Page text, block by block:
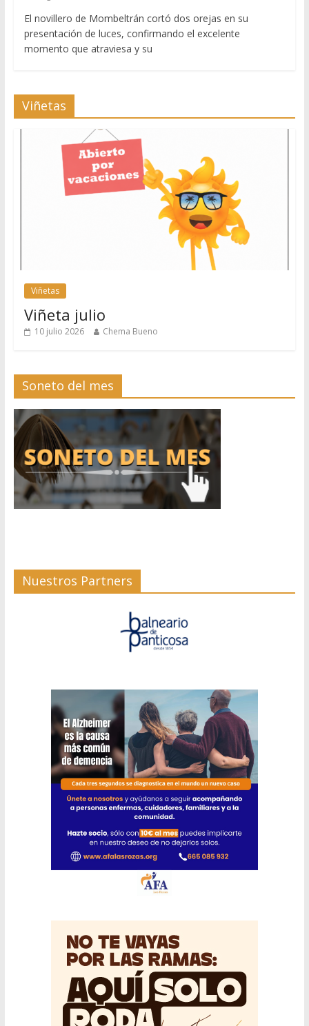
El novillero de Mombeltrán cortó dos orejas en su
presentación de luces, confirmando el excelente
momento que atraviesa y su
Viñetas
Viñetas
Viñeta julio
10 julio 2026 Chema Bueno
Soneto del mes
Nuestros Partners